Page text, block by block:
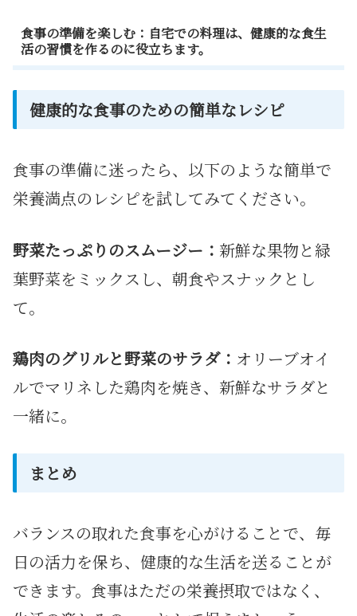
食事の準備を楽しむ：自宅での料理は、健康的な食生
活の習慣を作るのに役立ちます。
健康的な食事のための簡単なレシピ
食事の準備に迷ったら、以下のような簡単で
栄養満点のレシピを試してみてください。
野菜たっぷりのスムージー： 新鮮な果物と緑
葉野菜をミックスし、朝食やスナックとし
て。
鶏肉のグリルと野菜のサラダ： オリーブオイ
ルでマリネした鶏肉を焼き、新鮮なサラダと
一緒に。
まとめ
バランスの取れた食事を心がけることで、毎
日の活力を保ち、健康的な生活を送ることが
できます。 食事はただの栄養摂取ではなく、